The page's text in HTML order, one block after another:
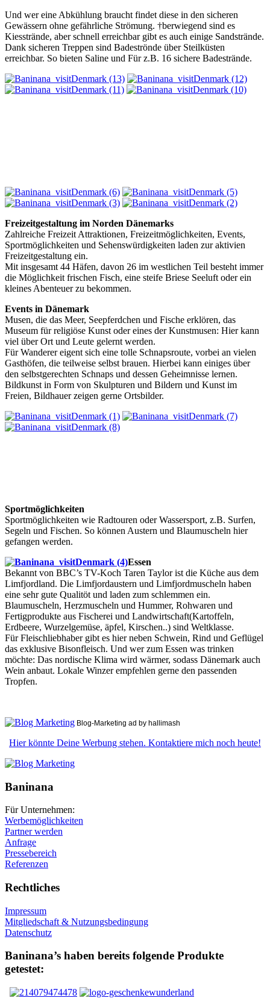
Und wer eine Abkühlung braucht findet diese in den sicheren
Gewässern ohne gefährliche Strömung. †berwiegend sind es
Kiesstrände, aber schnell erreichbar gibt es auch einige Sandstrände.
Dank sicheren Treppen sind Badeströnde über Steilküsten
erreichbar. So bieten Saline und Für z.B. 16 sichere Badestrände.
Freizeitgestaltung im Norden Dänemarks
Zahlreiche Freizeit Attraktionen, Freizeitmöglichkeiten, Events,
Sportmöglichkeiten und Sehenswürdigkeiten laden zur aktivien
Freizeitgestaltung ein.
Mit insgesamt 44 Häfen, davon 26 im westlichen Teil besteht immer
die Möglichkeit frischen Fisch, eine steife Briese Seeluft oder ein
kleines Abenteuer zu bekommen.
Events in Dänemark
Musen, die das Meer, Seepferdchen und Fische erklören, das
Museum für religiöse Kunst oder eines der Kunstmusen: Hier kann
viel über Ort und Leute gelernt werden.
Für Wanderer eigent sich eine tolle Schnapsroute, vorbei an vielen
Gasthöfen, die teilweise selbst brauen. Hierbei kann einiges über
den selbstgerechten Schnaps und dessen Geheimnisse lernen.
Bildkunst in Form von Skulpturen und Bildern und Kunst im
Freien, Bildhauer zeigen gerne Ortsbilder.
Sportmöglichkeiten
Sportmöglichkeiten wie Radtouren oder Wassersport, z.B. Surfen,
Segeln und Fischen. So können Austern und Blaumuscheln hier
gefangen werden.
Essen
Bekannt von BBC’s TV-Koch Taren Taylor ist die Küche aus dem
Limfjordland. Die Limfjordaustern und Limfjordmuscheln haben
eine sehr gute Qualitöt und laden zum schlemmen ein.
Blaumuscheln, Herzmuscheln und Hummer, Rohwaren und
Fertigprodukte aus Fischerei und Landwirtschaft(Kartoffeln,
Erdbeere, Wurzelgemüse, äpfel, Kirschen..) sind Weltklasse.
Für Fleischliebhaber gibt es hier neben Schwein, Rind und Geflügel
das exklusive Bisonfleisch. Und wer zum Essen was trinken
möchte: Das nordische Klima wird wärmer, sodass Dänemark auch
Wein anbaut. Lokale Winzer empfehlen gerne den passenden
Tropfen.
Blog-Marketing ad by hallimash
Hier könnte Deine Werbung stehen. Kontaktiere mich noch heute!
Baninana
Für Unternehmen:
Werbemöglichkeiten
Partner werden
Anfrage
Pressebereich
Referenzen
Rechtliches
Impressum
Mitgliedschaft & Nutzungsbedingung
Datenschutz
Baninana’s haben bereits folgende Produkte
getestet: